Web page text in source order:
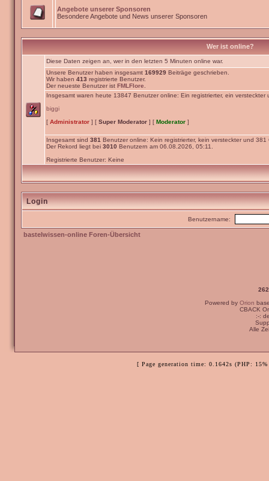
Angebote unserer Sponsoren
Besondere Angebote und News unserer Sponsoren
Wer ist online?
Diese Daten zeigen an, wer in den letzten 5 Minuten online war.
Unsere Benutzer haben insgesamt 169929 Beiträge geschrieben.
Wir haben 413 registrierte Benutzer.
Der neueste Benutzer ist FMLFlore
Insgesamt waren heute 13847 Benutzer online: Ein registrierter, ein versteckter
biggi
[ Administrator ] [ Super Moderator ] [ Moderator ]
Insgesamt sind 381 Benutzer online: Kein registrierter, kein versteckter und 381
Der Rekord liegt bei 3010 Benutzern am 06.08.2026, 05:11.
Registrierte Benutzer: Keine
Login
Benutzername:
bastelwissen-online Foren-Übersicht
Powered by Orion
CBACK
:-:
Alle
[ Page generation time: 0.1642s (PHP: